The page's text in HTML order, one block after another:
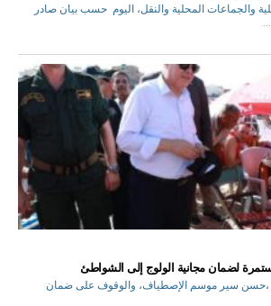
والجماعات المحلية والنقل، اليوم حسب بيان صادر
لضمان مجانية الولوج إلى الشواطئ
،حسن سير موسم الإصطياف، والوقوف على ضمان